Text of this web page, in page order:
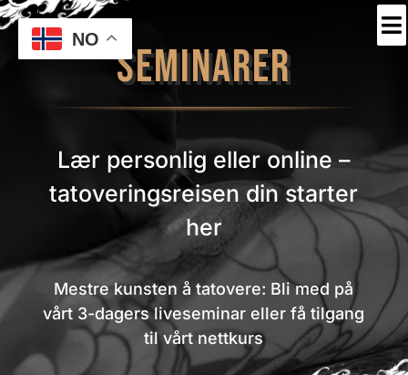

SEMINARER
Lær personlig eller online –
tatoveringsreisen din starter
her
Mestre kunsten å tatovere: Bli med på
vårt 3-dagers liveseminar eller få tilgang
til vårt nettkurs
NO